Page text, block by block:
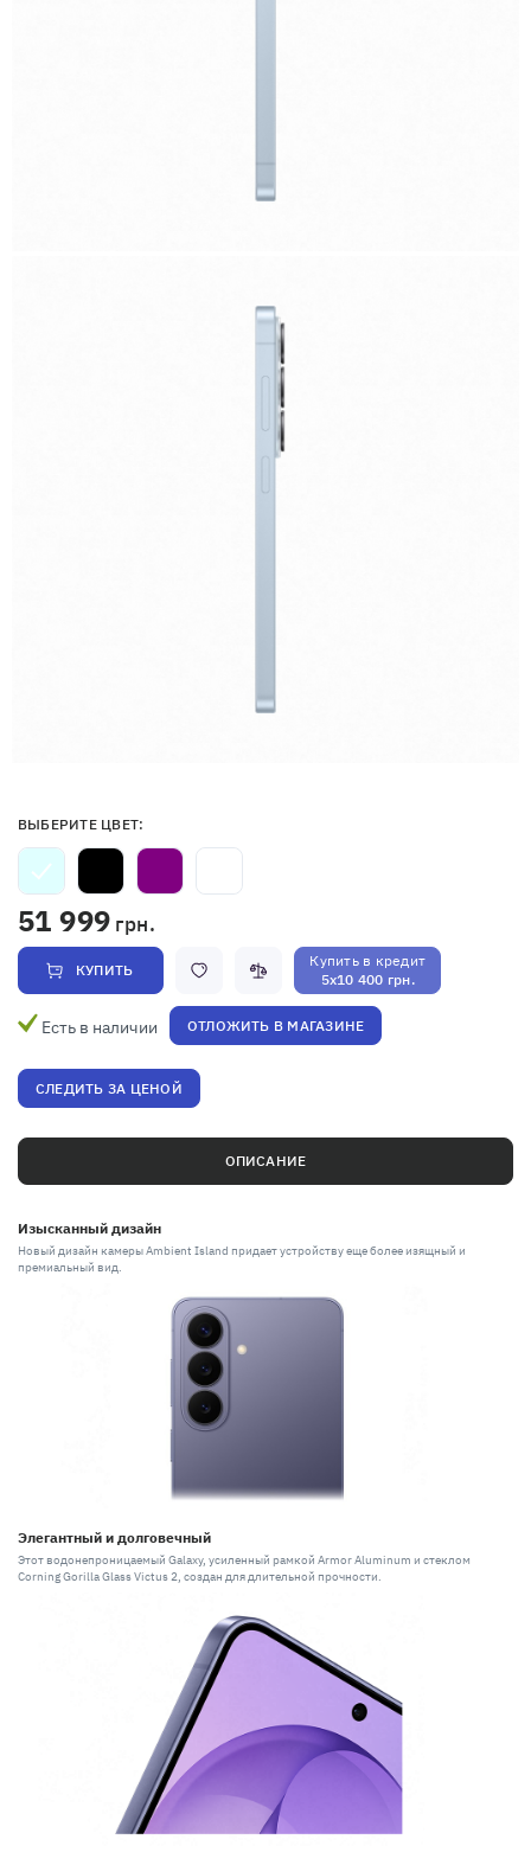
ВЫБЕРИТЕ ЦВЕТ:
51 999 грн.
КУПИТЬ
Купить в кредит
5x10 400 грн.
Есть в наличии ОТЛОЖИТЬ В МАГАЗИНЕ
СЛЕДИТЬ ЗА ЦЕНОЙ
ОПИСАНИЕ
Изысканный дизайн
Новый дизайн камеры Ambient Island придает устройству еще более изящный и
премиальный вид.
Элегантный и долговечный
Этот водонепроницаемый Galaxy, усиленный рамкой Armor Aluminum и стеклом
Corning Gorilla Glass Victus 2, создан для длительной прочности.